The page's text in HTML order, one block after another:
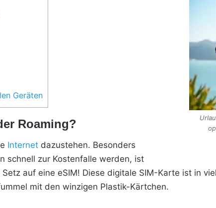
Geräten
Roaming?
Internet dazustehen. Besonders
schnell zur Kostenfalle werden, ist
auf eine eSIM! Diese digitale SIM-Karte ist in
mit den winzigen Plastik-Kärtchen.